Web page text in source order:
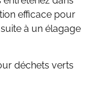
efficace pour
à un élagage
déchets verts